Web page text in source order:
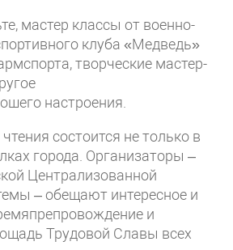
мастер классы от военно-
клуба «Медведь»
творческие мастер-
настроения.
состоится не только в
города. Организаторы –
Централизованной
– обещают интересное и
и
Трудовой Славы всех